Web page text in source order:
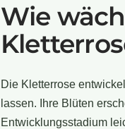
Wie
Die Kletterrose
lassen. Ihre Blüten
Entwicklungsstadium